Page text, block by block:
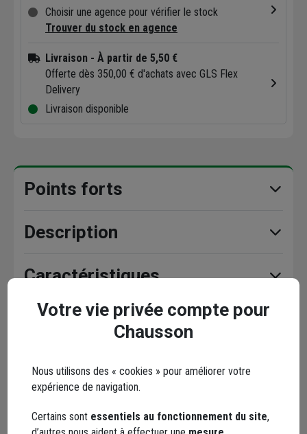
Choisir une agence pour vérifier le stock
Trouver du stock en agence
Livraison - À partir de 5,50 €
Offerte dès 350,00 € d'achats avec GLS Flex
Delivery
Livraison disponible
Points forts
Description
Caractéristiques
Documents
Avis clients Seuls les clients ayant commandé ce produit
peuvent laisser un commentaire
Votre vie privée compte pour
Chausson
Nous utilisons des « cookies » pour améliorer votre
expérience de navigation.
Certains sont essentiels au fonctionnement du site,